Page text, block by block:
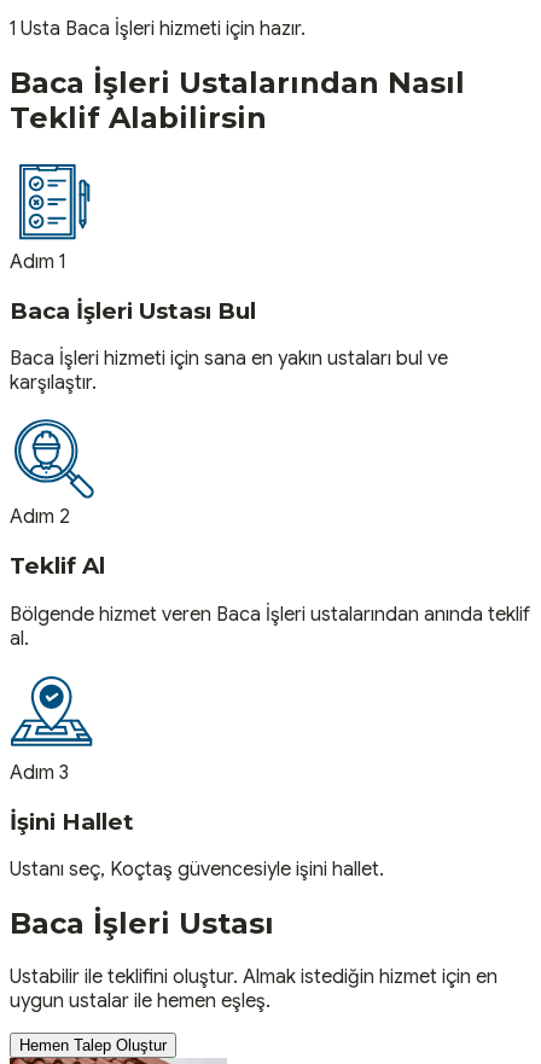
1 Usta Baca İşleri hizmeti için hazır.
Baca İşleri Ustalarından Nasıl
Teklif Alabilirsin
Adım 1
Baca İşleri Ustası Bul
Baca İşleri hizmeti için sana en yakın ustaları bul ve
karşılaştır.
Adım 2
Teklif Al
Bölgende hizmet veren Baca İşleri ustalarından anında teklif
al.
Adım 3
İşini Hallet
Ustanı seç, Koçtaş güvencesiyle işini hallet.
Baca İşleri Ustası
Ustabilir ile teklifini oluştur. Almak istediğin hizmet için en
uygun ustalar ile hemen eşleş.
Hemen Talep Oluştur